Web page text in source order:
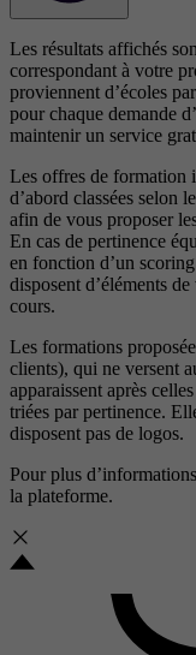
Les résultats affichés
correspondant à votre
proviennent d’écoles
pour chaque demande
maintenir un service
Les offres de formation
d’abord classées selon
afin de vous proposer
En cas de pertinence
en fonction d’un
disposent d’éléments
cours.
Les formations
clients), qui ne versent
apparaissent après
triées par pertinence.
disposent pas de logos.
Pour plus
la plateforme.